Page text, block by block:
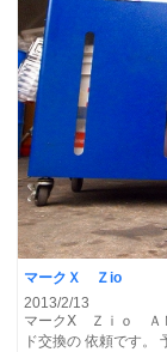
マークＸ Ｚio Ｃ
2013/2/13
マークⅩ Ｚｉｏ Ａ
ド交換の 依頼です。